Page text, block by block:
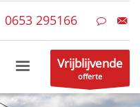
0653 295166
Vrijblijvende
offerte